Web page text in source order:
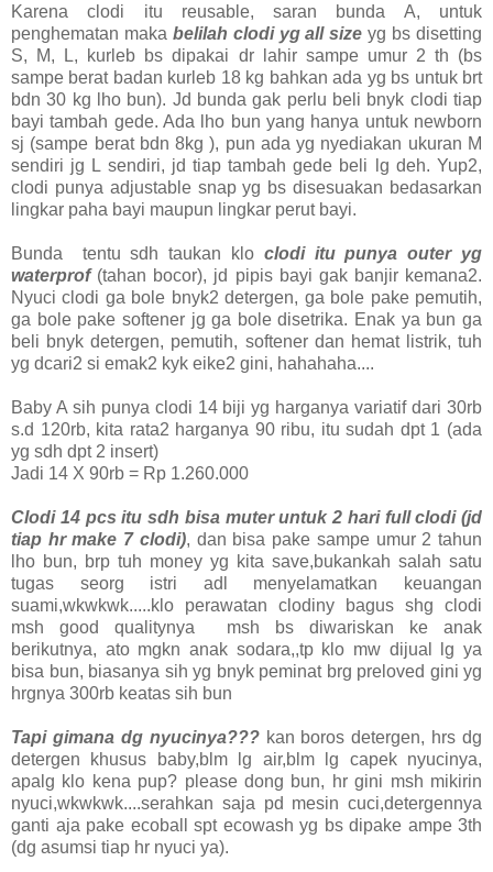
Karena clodi itu reusable, saran bunda A, untuk
penghematan maka belilah clodi yg all sizeyg bs disetting
S, M, L, kurleb bs dipakai dr lahir sampe umur 2 th (bs
sampe berat badan kurleb 18 kg bahkan ada yg bs untuk brt
bdn 30 kg lho bun). Jd bunda gak perlu beli bnyk clodi tiap
bayi tambah gede. Ada lho bun yang hanya untuk newborn
sj (sampe berat bdn 8kg ), pun ada yg nyediakan ukuran M
sendiri jg L sendiri, jd tiap tambah gede beli lg deh. Yup2,
clodi punya adjustable snap yg bs disesuakan bedasarkan
lingkar paha bayi maupun lingkar perut bayi.
Bunda tentu sdh taukan klo clodi itu punya outer yg
waterprof (tahan bocor), jd pipis bayi gak banjir kemana2.
Nyuci clodi ga bole bnyk2 detergen, ga bole pake pemutih,
ga bole pake softener jg ga bole disetrika. Enak ya bun ga
beli bnyk detergen, pemutih, softener dan hemat listrik, tuh
yg dcari2 si emak2 kyk eike2 gini, hahahaha....
Baby A sih punya clodi 14 biji yg harganya variatif dari 30rb
s.d 120rb, kita rata2 harganya 90 ribu, itu sudah dpt 1 (ada
yg sdh dpt 2 insert)
Jadi 14 X 90rb = Rp 1.260.000
Clodi 14 pcs itu sdh bisa muter untuk 2 hari full clodi (jd
tiap hr make 7 clodi), dan bisa pake sampe umur 2 tahun
lho bun, brp tuh money yg kita save,bukankah salah satu
tugas seorg istri adl menyelamatkan keuangan
suami,wkwkwk.....klo perawatan clodiny bagus shg clodi
msh good qualitynya msh bs diwariskan ke anak
berikutnya, ato mgkn anak sodara,,tp klo mw dijual lg ya
bisa bun, biasanya sih yg bnyk peminat brg preloved gini yg
hrgnya 300rb keatas sih bun
Tapi gimana dg nyucinya???kan boros detergen, hrs dg
detergen khusus baby,blm lg air,blm lg capek nyucinya,
apalg klo kena pup? please dong bun, hr gini msh mikirin
nyuci,wkwkwk....serahkan saja pd mesin cuci,detergennya
ganti aja pake ecoball spt ecowash yg bs dipake ampe 3th
(dg asumsi tiap hr nyuci ya).